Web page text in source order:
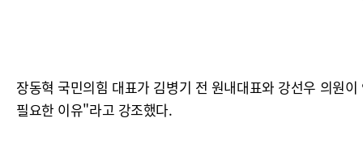
장동혁 국민의힘 대표가 김병기 전 원내대표와 강선우 의원
필요한 이유"라고 강조했다.